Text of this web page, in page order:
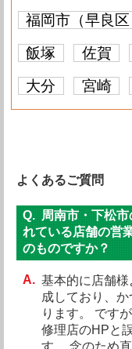
福岡市（早良区
飯塚
佐賀
大分
宮崎
よくあるご質問
周南市・下松
れている店舗の営
のものですか？
基本的に店舗
成しており、
ります。 です
修理店のHPと
す。 念のため